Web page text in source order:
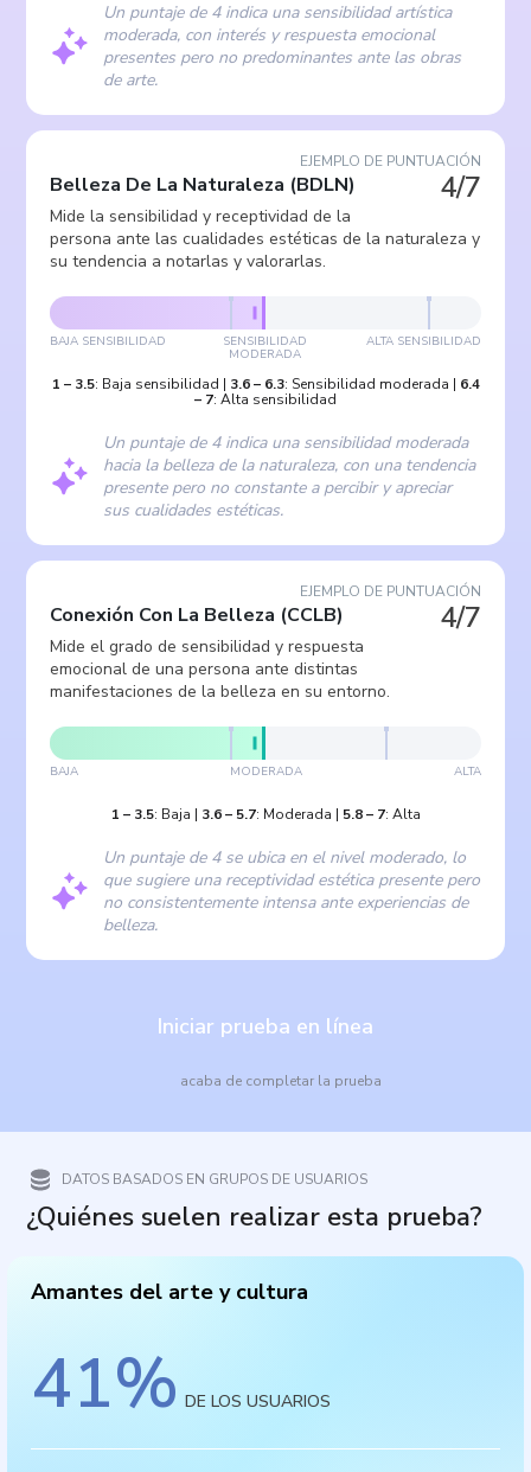
Un puntaje de 4 indica una sensibilidad artística
moderada, con interés y respuesta emocional
presentes pero no predominantes ante las obras
de arte.
EJEMPLO DE PUNTUACIÓN
4/7
Belleza De La Naturaleza (BDLN)
Mide la sensibilidad y receptividad de la
persona ante las cualidades estéticas de la naturaleza y
su tendencia a notarlas y valorarlas.
BAJA SENSIBILIDAD SENSIBILIDAD
MODERADA
ALTA SENSIBILIDAD
1 – 3.5: Baja sensibilidad | 3.6– 6.3: Sensibilidad moderada | 6.4
– 7: Alta sensibilidad
Un puntaje de 4 indica una sensibilidad moderada
hacia la belleza de la naturaleza, con una tendencia
presente pero no constante a percibir y apreciar
sus cualidades estéticas.
EJEMPLO DE PUNTUACIÓN
4/7
Conexión Con La Belleza (CCLB)
Mide el grado de sensibilidad y respuesta
emocional de una persona ante distintas
manifestaciones de la belleza en su entorno.
BAJA MODERADA ALTA
1 – 3.5: Baja | 3.6– 5.7: Moderada | 5.8– 7: Alta
Un puntaje de 4 se ubica en el nivel moderado, lo
que sugiere una receptividad estética presente pero
no consistentemente intensa ante experiencias de
belleza.
Iniciar prueba en línea
acaba de completar la prueba
DATOS BASADOS EN GRUPOS DE USUARIOS
¿Quiénes suelen realizar esta prueba?
Amantes del arte y cultura
41% DE LOS USUARIOS